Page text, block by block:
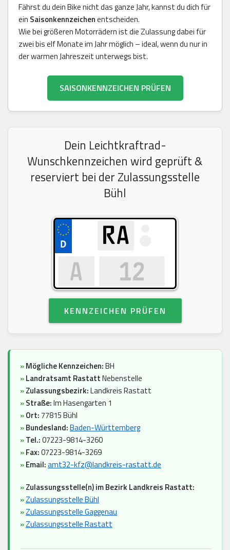
Fährst du dein Bike nicht das ganze Jahr, kannst du dich für
ein Saisonkennzeichenentscheiden.
Wie bei größeren Motorrädern ist die Zulassung dabei für
zwei bis elf Monate im Jahr möglich – ideal, wenn du nur in
der warmen Jahreszeit unterwegs bist.
SAISONKENNZEICHEN PRÜFEN
Dein Leichtkraftrad-
Wunschkennzeichen wird geprüft &
reserviert bei der Zulassungsstelle
Bühl
KENNZEICHEN PRÜFEN
»Mögliche Kennzeichen:BH
»Landratsamt RastattNebenstelle
»Zulassungsbezirk:Landkreis Rastatt
»Straße:Im Hasengarten 1
»Ort:77815 Bühl
»Bundesland:Baden-Württemberg
»Tel.:07223-9814-3260
»Fax:07223-9814-3269
»Email:amt32-kfz@landkreis-rastatt.de
»Zulassungsstelle(n) im Bezirk Landkreis Rastatt:
»Zulassungsstelle Bühl
»Zulassungsstelle Gaggenau
»Zulassungsstelle Rastatt